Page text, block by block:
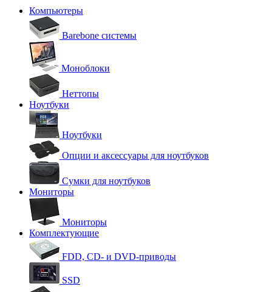
Компьютеры
Barebone системы
Моноблоки
Неттопы
Ноутбуки
Ноутбуки
Опции и аксессуары для ноутбуков
Сумки для ноутбуков
Мониторы
Мониторы
Комплектующие
FDD, CD- и DVD-приводы
SSD